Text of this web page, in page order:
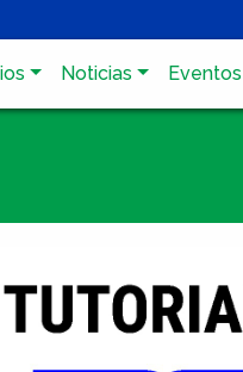
Noticias Eventos